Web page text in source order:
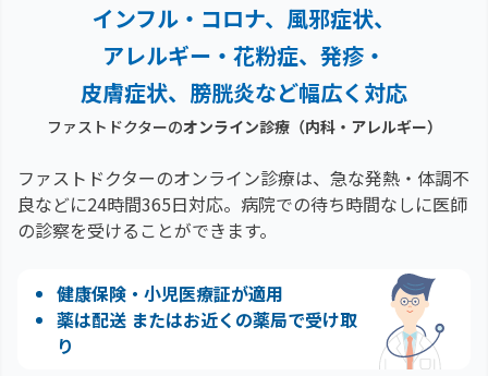
インフル・コロナ、風邪症状、
アレルギー・花粉症、 発疹・
皮膚症状、膀胱炎など幅広く対応
ファストドクターのオンライン診療（内科・アレルギー）
ファストドクターのオンライン診療は、急な発熱・体調不
良などに24時間365日対応。 病院での待ち時間なしに医師
の診察を受けることができます。
健康保険・小児医療証が適用
薬は配送 またはお近くの薬局で受け取
り